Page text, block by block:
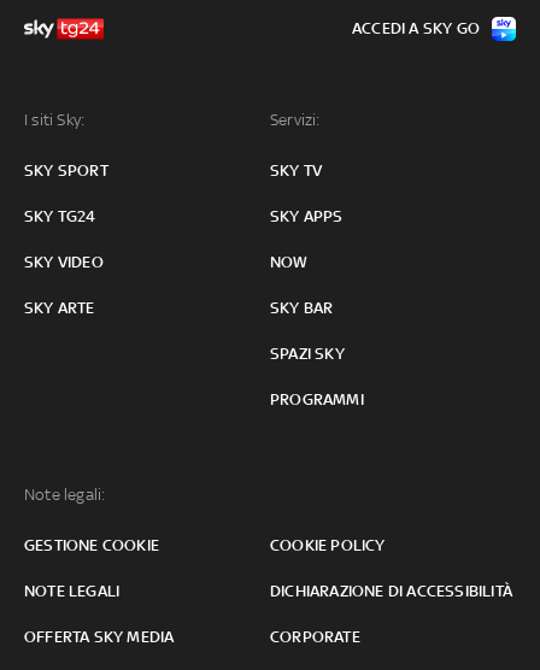
I siti Sky:
SKY SPORT
SKY TG24
SKY VIDEO
SKY ARTE
Servizi:
SKY TV
SKY APPS
NOW
SKY BAR
SPAZI SKY
PROGRAMMI
Note legali:
GESTIONE COOKIE COOKIE POLICY
NOTE LEGALI DICHIARAZIONE DI ACCESSIBILITÀ
OFFERTA SKY MEDIA CORPORATE
ACCEDI A SKY GO